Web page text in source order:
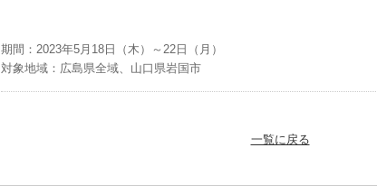
期間：2023年5月18日（木）～22日（月）
対象地域：広島県全域、山口県岩国市
一覧に戻る